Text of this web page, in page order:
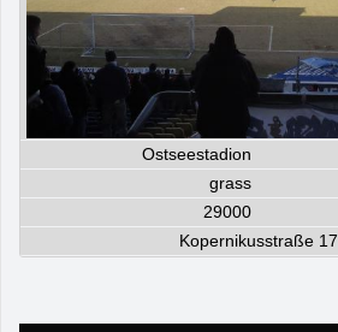
Ostseestadion
grass
29000
Kopernikusstraße 17